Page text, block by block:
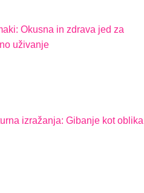
Okusna in zdrava jed za
uživanje
izražanja: Gibanje kot oblika